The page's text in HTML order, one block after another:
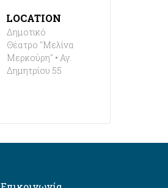
LOCATION
Δημοτικό
Θέατρο "Μελίνα
Μερκούρη" • Αγ.
Δημητρίου 55